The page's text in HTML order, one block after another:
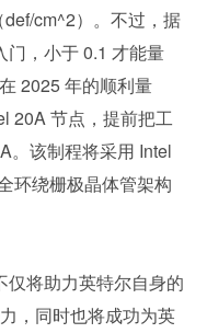
cm^2）。不过，据
门，小于 0.1 才能量
2025 年的顺利量
20A 节点，提前把工
。该制程将采用 Intel
环绕栅极晶体管架构
仅将助力英特尔自身的
，同时也将成功为英